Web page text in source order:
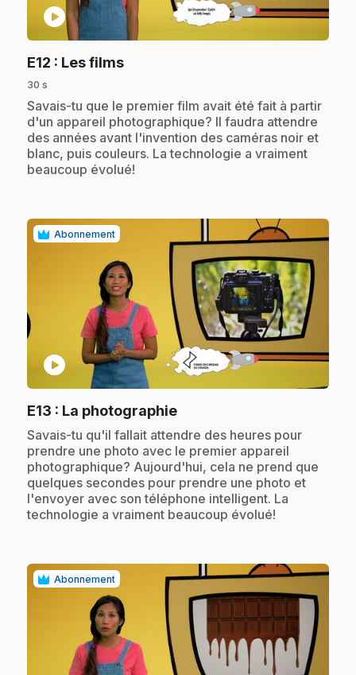
play_circle
E12 : Les films.
30 s
.Savais-tu que le premier film avait été fait à partir
d'un appareil photographique? Il faudra attendre
des années avant l'invention des caméras noir et
blanc, puis couleurs. La technologie a vraiment
beaucoup évolué!
Abonnement
play_circle
E13 : La photographie.
.Savais-tu qu'il fallait attendre des heures pour
prendre une photo avec le premier appareil
photographique? Aujourd'hui, cela ne prend que
quelques secondes pour prendre une photo et
l'envoyer avec son téléphone intelligent. La
technologie a vraiment beaucoup évolué!
Abonnement